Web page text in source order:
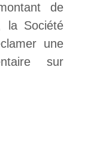
de
la Société
une
sur